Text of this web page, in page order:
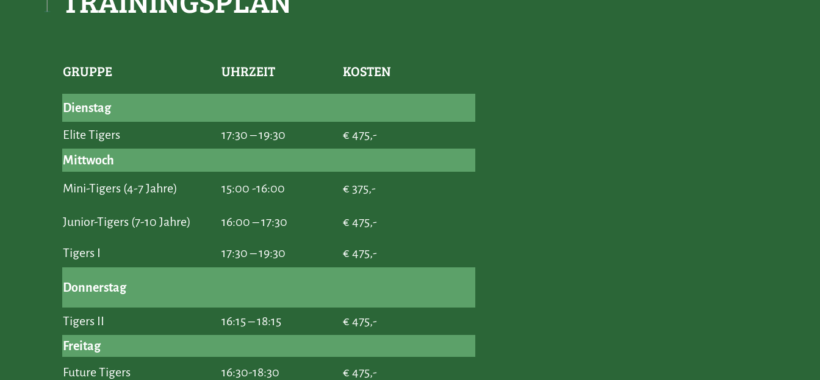
GRUPPE UHRZEIT KOSTEN
Dienstag
Elite Tigers
17:30 – 19:30
€ 475,-
Mittwoch
Mini-Tigers (4-7 Jahre) 15:00 -16:00 € 375,-
Junior-Tigers (7-10 Jahre) 16:00 – 17:30 € 475,-
Tigers I 17:30 – 19:30 € 475,-
Donnerstag
Tigers II 16:15 – 18:15
€ 475,-
Freitag
Future Tigers
16:30-18:30 € 475,-